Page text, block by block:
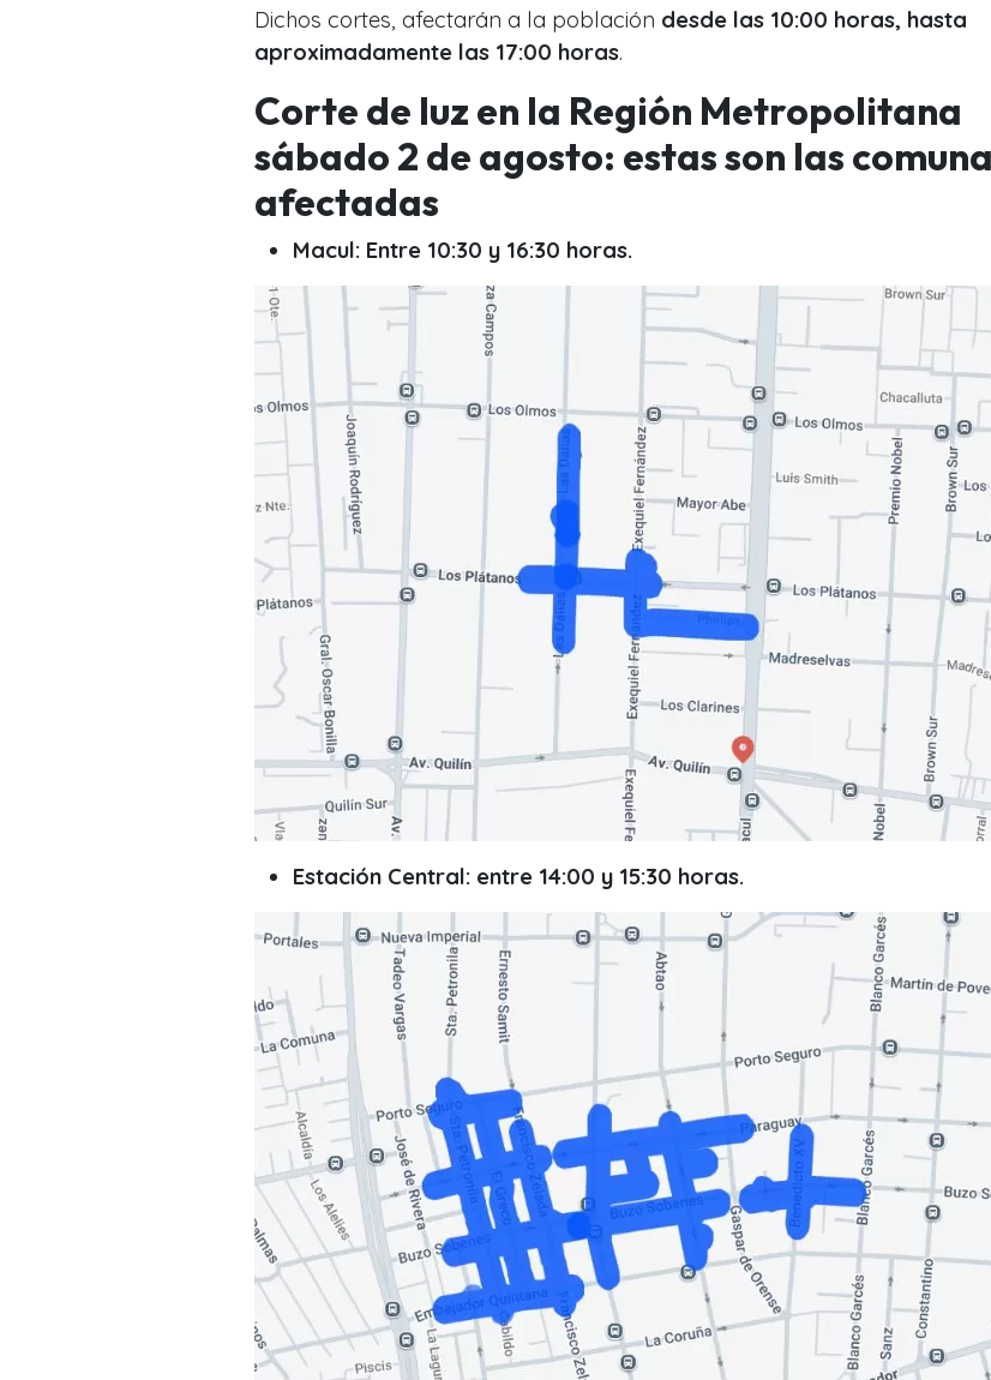
Dichos cortes, afectarán a la población desde las 10:00 horas, hasta
aproximadamente las 17:00 horas.
Corte de luz en la Región Metropolitana
sábado 2 de agosto: estas son las
afectadas
Macul: Entre 10:30 y 16:30 horas.
Estación Central: entre 14:00 y 15:30 horas.